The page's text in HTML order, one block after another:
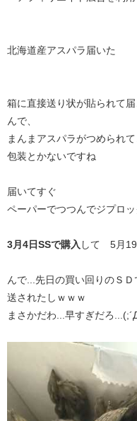
北海道産アスパラ届いた
箱に直接送り状が貼られて
んで、
まんまアスパラがつめられて
包装とかないですね
届いてすぐ
ペーパーでつつんでジプロ
3月4日SSで購入 して 5月19
んで...先日の買い回りのＳＤ
送されたしｗｗｗ
まさかだわ...早すぎだろ